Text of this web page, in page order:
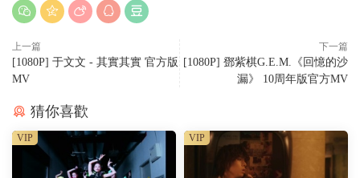
上一篇
[1080P] 于文文 - 其實其實 官方版
MV
下一篇
[1080P] 鄧紫棋G.E.M.《回憶的沙
漏》 10周年版官方MV
猜你喜歡
VIP VIP